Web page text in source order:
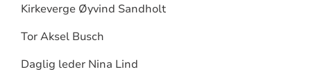
Kirkeverge Øyvind Sandholt
Tor Aksel Busch
Daglig leder Nina Lind